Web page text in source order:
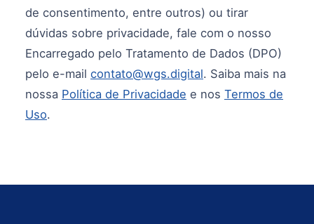
de consentimento, entre outros) ou tirar
dúvidas sobre privacidade, fale com o nosso
Encarregado pelo Tratamento de Dados (DPO)
pelo e-mail contato@wgs.digital. Saiba mais na
nossa Política de Privacidade e nos Termos de
Uso.